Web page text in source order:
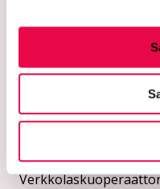
Lähetä laskut
eivät vastaanota
Riihimäen kaupunki:
Verkkolaskutusosoite/
003701525634694